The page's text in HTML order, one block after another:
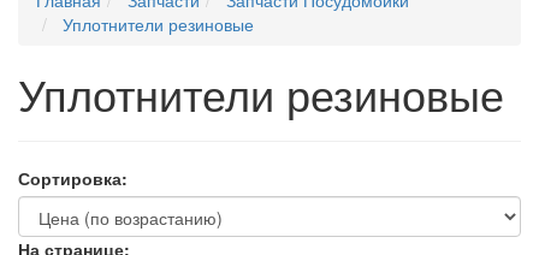
Уплотнители резиновые
Уплотнители резиновые
Сортировка:
На странице: